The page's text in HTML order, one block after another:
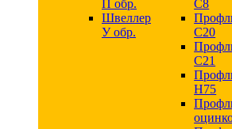
П обр.
Швеллер
У обр.
С8
С20
C21
Н75